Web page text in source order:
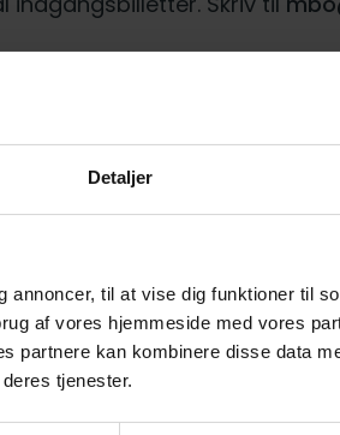
Detaljer
til at vise dig funktioner til
af vores hjemmeside med vores
partnere kan kombinere disse data
tjenester.
dig, men du må gerne
op. Send en e-mail til
største stjerne! Med sine
og utallige fans. Hans live
give sine fans en ekstremt